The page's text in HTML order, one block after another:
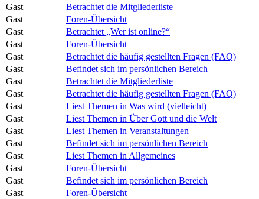
Gast
Betrachtet die Mitgliederliste
Gast
Foren-Übersicht
Gast
Betrachtet „Wer ist online?“
Gast
Foren-Übersicht
Gast
Betrachtet die häufig gestellten Fragen (FAQ)
Gast
Befindet sich im persönlichen Bereich
Gast
Betrachtet die Mitgliederliste
Gast
Betrachtet die häufig gestellten Fragen (FAQ)
Gast
Liest Themen in Was wird (vielleicht)
Gast
Liest Themen in Über Gott und die Welt
Gast
Liest Themen in Veranstaltungen
Gast
Befindet sich im persönlichen Bereich
Gast
Liest Themen in Allgemeines
Gast
Foren-Übersicht
Gast
Befindet sich im persönlichen Bereich
Gast
Foren-Übersicht